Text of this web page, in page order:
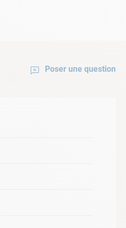
optimale
Poser une question